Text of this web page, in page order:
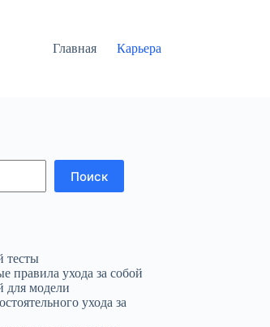
Главная Карьера
Поиск
тесты
правила ухода за собой
для модели
ухода за